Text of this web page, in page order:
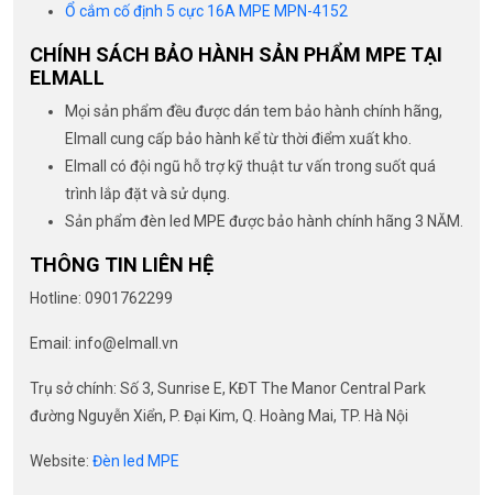
Ổ cắm cố định 5 cực 16A MPE MPN-4152
CHÍNH SÁCH BẢO HÀNH SẢN PHẨM MPE TẠI
ELMALL
Mọi sản phẩm đều được dán tem bảo hành chính hãng,
Elmall cung cấp bảo hành kể từ thời điểm xuất kho.
Elmall có đội ngũ hỗ trợ kỹ thuật tư vấn trong suốt quá
trình lắp đặt và sử dụng.
Sản phẩm đèn led MPE được bảo hành chính hãng 3 NĂM.
THÔNG TIN LIÊN HỆ
Hotline: 0901762299
Email: info@elmall.vn
Trụ sở chính: Số 3, Sunrise E, KĐT The Manor Central Park
đường Nguyễn Xiển, P. Đại Kim, Q. Hoàng Mai, TP. Hà Nội
Website: Đèn led MPE